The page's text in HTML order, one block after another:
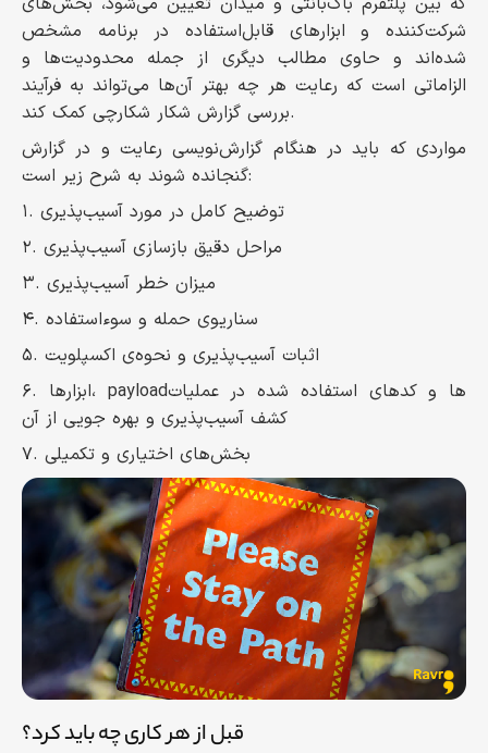
شرکت‌کننده و ابزارهای قابل‌استفاده در برنامه مشخص
شده‌اند و حاوی مطالب دیگری از جمله محدودیت‌ها و
الزاماتی است که رعایت هر چه بهتر آن‌ها می‌‌تواند به فرآیند
بررسی گزارش شکار شکارچی کمک کند.
مواردی که باید در هنگام گزارش‌نویسی رعایت و در گزارش
گنجانده شوند به شرح زیر است:
۱. توضیح کامل در مورد آسیب‌پذیری
۲. مراحل دقیق بازسازی آسیب‌پذیری
۳. میزان خطر آسیب‌پذیری
۴. سناریوی حمله و سوءاستفاده
۵. اثبات آسیب‌پذیری و نحوه‌ی اکسپلویت
۶. ابزارها، payloadها و کدهای استفاده شده در عملیات
کشف آسیب‌پذیری و بهره جویی از آن
۷. بخش‌های اختیاری و تکمیلی
قبل از هر کاری چه باید کرد؟